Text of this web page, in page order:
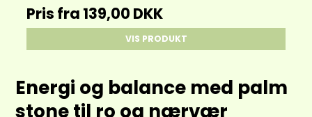
Pris fra 139,00 DKK
VIS PRODUKT
Energi og balance med palm
stone til ro og nærvær